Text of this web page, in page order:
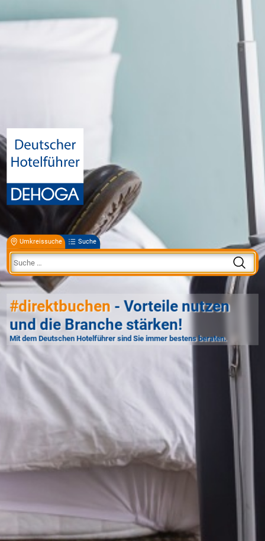
Umkreissuche Suche
#direktbuchen - Vorteile nutzen
und die Branche stärken!
Mit dem Deutschen Hotelführer sind Sie immer bestens beraten.